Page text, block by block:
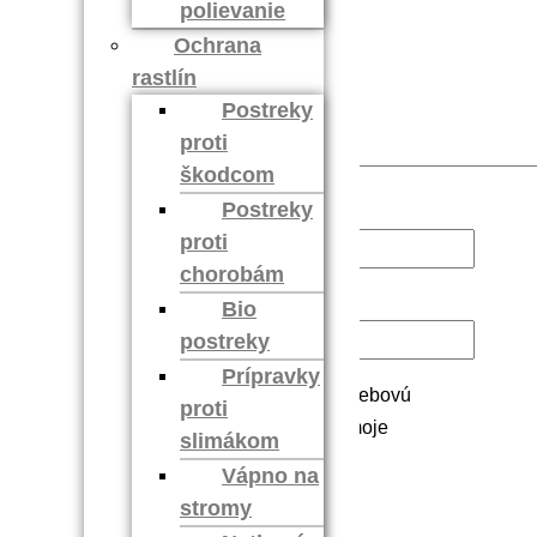
polievanie
Ochrana
rastlín
Postreky
proti
škodcom
Postreky
proti
chorobám
Bio
postreky
Prípravky
proti
slimákom
Vápno na
stromy
Uložiť moje meno, e-mail a webovú
stránku v tomto prehliadači pre moje
budúce komentáre.